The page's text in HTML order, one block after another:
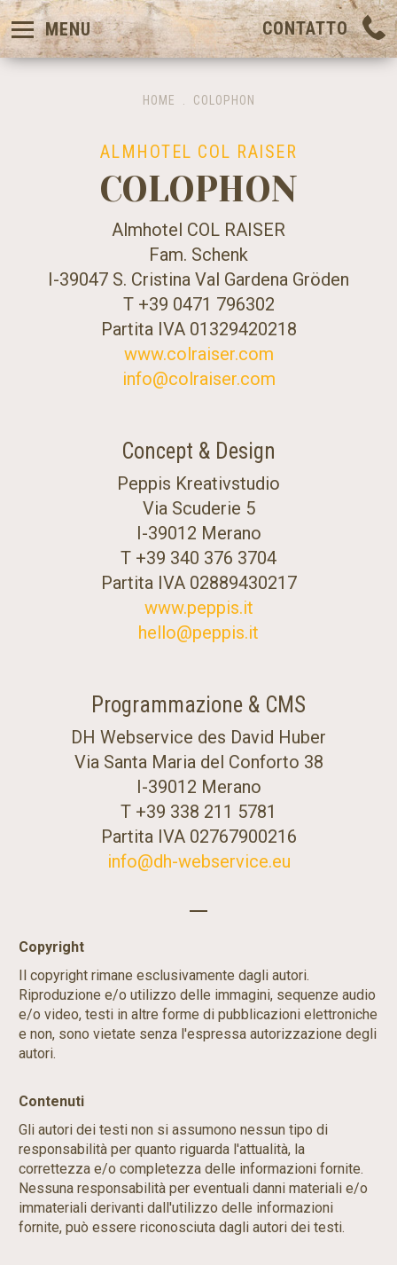
MENU CONTATTO
HOME COLOPHON
ALMHOTEL COL RAISER
COLOPHON
Almhotel COL RAISER
Fam. Schenk
I-39047 S. Cristina Val Gardena Gröden
T +39 0471 796302
Partita IVA 01329420218
www.colraiser.com
info@colraiser.com
Concept & Design
Peppis Kreativstudio
Via Scuderie 5
I-39012 Merano
T +39 340 376 3704
Partita IVA 02889430217
www.peppis.it
hello@peppis.it
Programmazione & CMS
DH Webservice des David Huber
Via Santa Maria del Conforto 38
I-39012 Merano
T +39 338 211 5781
Partita IVA 02767900216
info@dh-webservice.eu
Copyright
Il copyright rimane esclusivamente dagli autori.
Riproduzione e/o utilizzo delle immagini, sequenze audio
e/o video, testi in altre forme di pubblicazioni elettroniche
e non, sono vietate senza l'espressa autorizzazione degli
autori.
Contenuti
Gli autori dei testi non si assumono nessun tipo di
responsabilità per quanto riguarda l'attualità, la
correttezza e/o completezza delle informazioni fornite.
Nessuna responsabilità per eventuali danni materiali e/o
immateriali derivanti dall'utilizzo delle informazioni
fornite, può essere riconosciuta dagli autori dei testi.